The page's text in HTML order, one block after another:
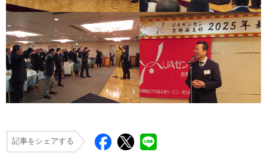
記事をシェアする